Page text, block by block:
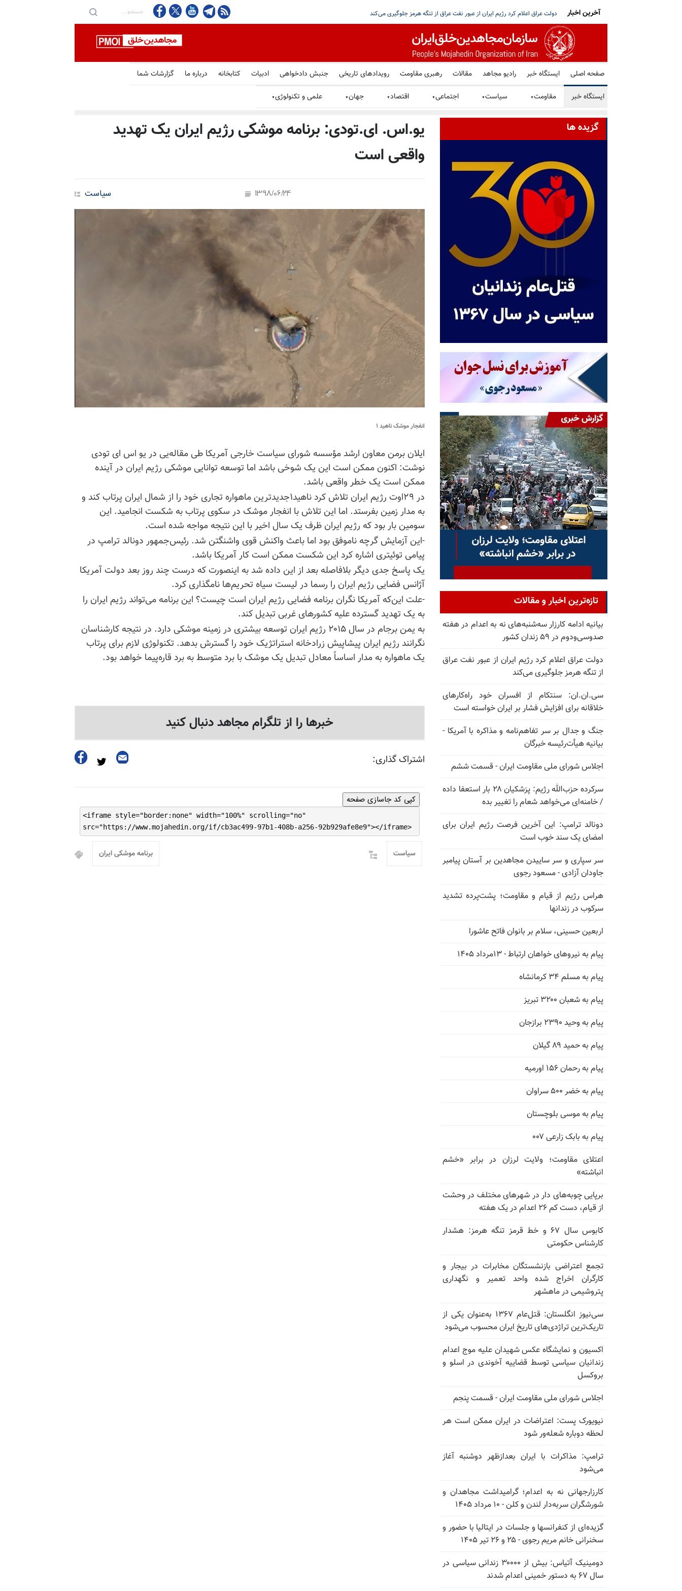
سی.ان.ان: سنتکام از افسران خود راه‌کارهای خلاقانه برای افزایش فشار بر ایران خواسته است و مذاکره با آمریکا - بیانیه هیأت‌رئیسه خبرگان
آخرین اخبار
صفحه اصلی ایستگاه خبر رادیو مجاهد مقالات رهبری مقاومت رویدادهای تاریخی جنبش دادخواهی ادبیات کتابخانه درباره ما گزارشات شما
ایستگاه خبر مقاومت▼ سیاست▼ اجتماعی▼ اقتصاد▼ جهان▼ علمی و تکنولوژی▼
یو.اس. ای.تودی: برنامه موشکی رژیم ایران یک تهدید
واقعی است
سیاست 1398/06/24
انفجار موشک ناهید ۱
ایلان برمن معاون ارشد مؤسسه شورای سیاست خارجی آمریکا طی مقاله‌یی در یو اس ای تودی
نوشت: اکنون ممکن است این یک شوخی باشد اما توسعه توانایی موشکی رژیم ایران در آینده
ممکن است یک خطر واقعی باشد.
در ۲۹اوت رژیم ایران تلاش کرد ناهید۱جدیدترین ماهواره تجاری خود را از شمال ایران پرتاب کند و
به مدار زمین بفرستد. اما این تلاش با انفجار موشک در سکوی پرتاب به شکست انجامید. این
سومین بار بود که رژیم ایران ظرف یک سال اخیر با این نتیجه مواجه شده است.
-این آزمایش گرچه ناموفق بود اما باعث واکنش قوی واشنگتن شد. رئیس‌جمهور دونالد ترامپ در
پیامی توئیتری اشاره کرد این شکست ممکن است کار آمریکا باشد.
یک پاسخ جدی دیگر بلافاصله بعد از این داده شد به اینصورت که درست چند روز بعد دولت آمریکا
آژانس فضایی رژیم ایران را رسما در لیست سیاه تحریم‌ها نامگذاری کرد.
-علت این‌که آمریکا نگران برنامه فضایی رژیم ایران است چیست؟ این برنامه می‌تواند رژیم ایران را
به یک تهدید گسترده علیه کشورهای غربی تبدیل کند.
به یمن برجام در سال ۲۰۱۵ رژیم ایران توسعه بیشتری در زمینه موشکی دارد. در نتیجه کارشناسان
نگرانند رژیم ایران پیشاپیش زرادخانه استراتژیک خود را گسترش بدهد. تکنولوژی لازم برای پرتاب
یک ماهواره به مدار اساساً معادل تبدیل یک موشک با برد متوسط به برد قاره‌پیما خواهد بود.
خبرها را از تلگرام مجاهد دنبال کنید
اشتراک گذاری:
کپی کد جاسازی صفحه
<iframe style="border:none" width="100%" scrolling="no"
src="https://www.mojahedin.org/if/cb3ac499-97b1-408b-a256-92b929afe8e9"></iframe>
برنامه موشکی ایران سیاست
گزیده ها
تازه‌ترین اخبار و مقالات
بیانیه ادامه کارزار سه‌شنبه‌های نه به اعدام در هفته
صدوسی‌و‌دوم در ۵۹ زندان کشور
دولت عراق اعلام کرد رژیم ایران از عبور نفت عراق
از تنگه هرمز جلوگیری می‌کند
سی.ان.ان: سنتکام از افسران خود راه‌کارهای
خلاقانه برای افزایش فشار بر ایران خواسته است
جنگ و جدال بر سر تفاهم‌نامه و مذاکره با آمریکا -
بیانیه هیأت‌رئیسه خبرگان
اجلاس شورای ملی مقاومت ایران - قسمت ششم
سرکرده حزب‌الله رژیم: پزشکیان ۲۸ بار استعفا داده
/ خامنه‌ای می‌خواهد شعام را تغییر بده
دونالد ترامپ: این آخرین فرصت رژیم ایران برای
امضای یک سند خوب است
سر سپاری و سر ساییدن مجاهدین بر آستان پیامبر
جاودان آزادی - مسعود رجوی
هراس رژیم از قیام و مقاومت؛ پشت‌پرده تشدید
سرکوب در زندانها
اربعین حسینی، سلام بر بانوان فاتح عاشورا
پیام به نیروهای خواهان ارتباط - ۱۳مرداد ۱۴۰۵
پیام به مسلم ۳۴ کرمانشاه
پیام به شعبان ۳۲۰۰ تبریز
پیام به وحید ۲۳۹۰ برازجان
پیام به حمید ۸۹ گیلان
پیام به رحمان ۱۵۶ اورمیه
پیام به خضر ۵۰۰ سراوان
پیام به موسی بلوچستان
پیام به بابک زارعی ۰۰۷
اعتلای مقاومت؛ ولایت لرزان در برابر «خشم
انباشته»
برپایی چوبه‌های دار در شهرهای مختلف در وحشت
از قیام، دست کم ۲۶ اعدام در یک هفته
کابوس سال ۶۷ و خط قرمز تنگه هرمز: هشدار
کارشناس حکومتی
تجمع اعتراضی بازنشستگان مخابرات در بیجار و
کارگران اخراج شده واحد تعمیر و نگهداری
پتروشیمی در ماهشهر
سی‌نیوز انگلستان: قتل‌عام ۱۳۶۷ به‌عنوان یکی از
تاریک‌ترین تراژدی‌های تاریخ ایران محسوب می‌شود
اکسیون و نمایشگاه عکس شهیدان علیه موج اعدام
زندانیان سیاسی توسط قضاییه آخوندی در اسلو و
بروکسل
اجلاس شورای ملی مقاومت ایران - قسمت پنجم
نیویورک پست: اعتراضات در ایران ممکن است هر
لحظه دوباره شعله‌ور شود
ترامپ: مذاکرات با ایران بعدازظهر دوشنبه آغاز
می‌شود
کارزارجهانی نه به اعدام؛ گرامیداشت مجاهدان و
شورشگران سربه‌دار لندن و کلن - ۱۰ مرداد ۱۴۰۵
گزیده‌ای از کنفرانسها و جلسات در ایتالیا با حضور و
سخنرانی خانم مریم رجوی - ۲۵ و ۲۶ تیر ۱۴۰۵
دومینیک آتیاس: بیش از ۳۰۰۰۰ زندانی سیاسی در
سال ۶۷ به دستور خمینی اعدام شدند